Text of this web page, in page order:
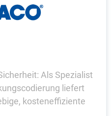
Als Spezialist
liefert
kosteneffiziente